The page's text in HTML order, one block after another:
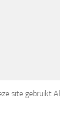
site gebruikt